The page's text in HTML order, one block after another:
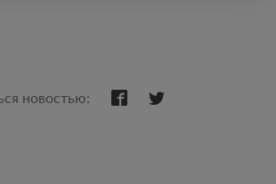
новостью: